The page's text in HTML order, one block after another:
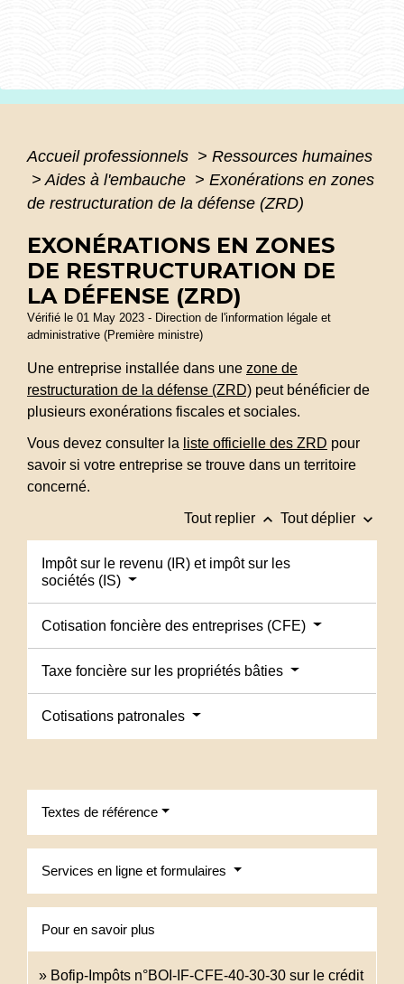
Accueil professionnels > Ressources humaines
> Aides à l'embauche > Exonérations en zones
de restructuration de la défense (ZRD)
EXONÉRATIONS EN ZONES
DE RESTRUCTURATION DE
LA DÉFENSE (ZRD)
Vérifié le 01 May 2023 - Direction de l'information légale et
administrative (Première ministre)
Une entreprise installée dans une zone de
restructuration de la défense (ZRD) peut bénéficier de
plusieurs exonérations fiscales et sociales.
Vous devez consulter la liste officielle des ZRD pour
savoir si votre entreprise se trouve dans un territoire
concerné.
Tout replier keyboard_arrow_up Tout déplier keyboard_arrow_down
Impôt sur le revenu (IR) et impôt sur les
sociétés (IS)
Cotisation foncière des entreprises (CFE)
Taxe foncière sur les propriétés bâties
Cotisations patronales
Textes de référence
Services en ligne et formulaires
Pour en savoir plus
Bofip-Impôts n°BOI-IF-CFE-40-30-30 sur le crédit